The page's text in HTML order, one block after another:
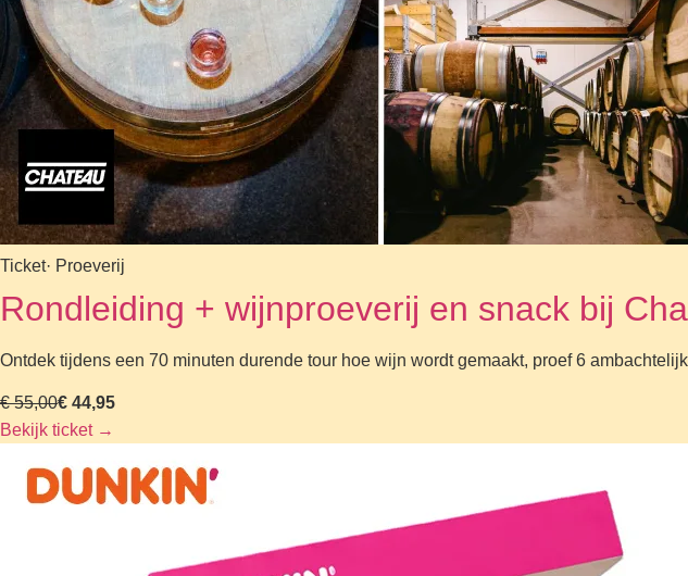
Ticket· Proeverij
Rondleiding + wijnproeverij en snack bij
Ontdek tijdens een 70 minuten durende tour hoe wijn wordt gemaakt, proef 6
€ 55,00€ 44,95
Bekijk ticket →